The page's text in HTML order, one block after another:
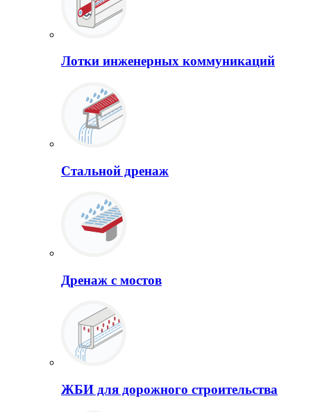
Лотки инженерных коммуникаций
Стальной дренаж
Дренаж с мостов
ЖБИ для дорожного строительства